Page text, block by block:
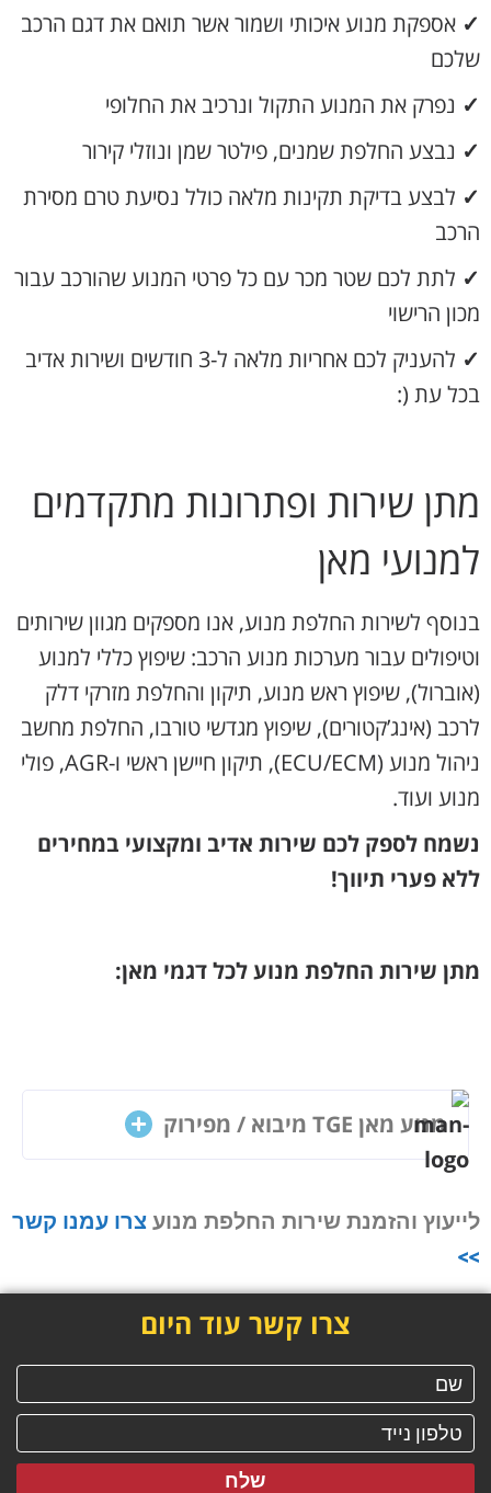
✓ אספקת מנוע איכותי ושמור אשר תואם את דגם הרכב
שלכם
✓ נפרק את המנוע התקול ונרכיב את החלופי
✓ נבצע החלפת שמנים, פילטר שמן ונוזלי קירור
✓ לבצע בדיקת תקינות מלאה כולל נסיעת טרם מסירת
הרכב
✓ לתת לכם שטר מכר עם כל פרטי המנוע שהורכב עבור
מכון הרישוי
✓
להעניק לכם אחריות מלאה ל-3 חודשים ושירות אדיב
בכל עת (:
מתן שירות ופתרונות מתקדמים
למנועי מאן
בנוסף לשירות החלפת מנוע, אנו מספקים מגוון שירותים
וטיפולים עבור מערכות מנוע הרכב: שיפוץ כללי למנוע
(אוברול), שיפוץ ראש מנוע, תיקון והחלפת מזרקי דלק
לרכב (אינג’קטורים), שיפוץ מגדשי טורבו, החלפת מחשב
ניהול מנוע (ECU/ECM), תיקון חיישן ראשי ו-AGR, פולי
מנוע ועוד.
נשמח לספק לכם שירות אדיב ומקצועי במחירים
ללא פערי תיווך!
מתן שירות החלפת מנוע לכל דגמי מאן:
מנוע מאן TGE מיבוא / מפירוק
לייעוץ והזמנת שירות החלפת מנוע צרו עמנו קשר
>>
צרו קשר עוד היום
שלח